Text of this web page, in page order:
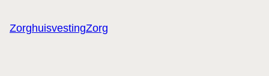
ZorghuisvestingZorg